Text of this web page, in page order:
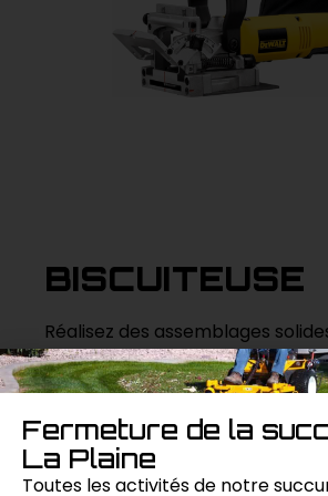
BISCUITEUSE
Réalisez des assemblages
avec cette biscuiteuse
pour les projets de menuiserie,
facilité.
Fermeture de la
La Plaine
Toutes les activités de notre